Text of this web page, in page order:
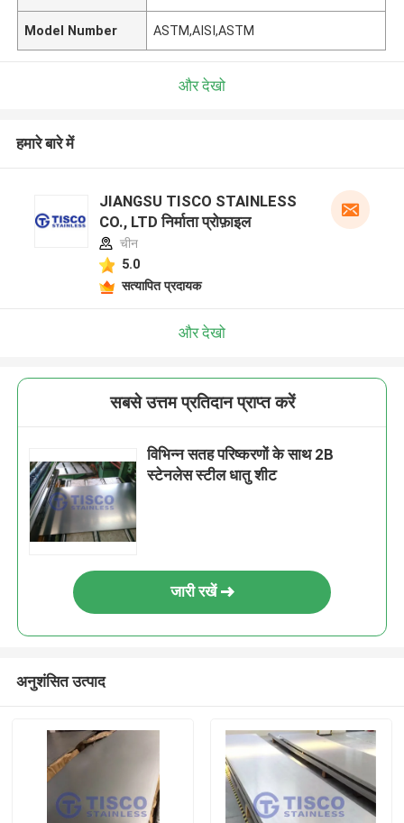
Model Number ASTM,AISI,ASTM
और देखो
हमारे बारे में
JIANGSU TISCO STAINLESS
CO., LTD निर्माता प्रोफ़ाइल
चीन
5.0
सत्यापित प्रदायक
और देखो
सबसे उत्तम प्रतिदान प्राप्त करें
विभिन्न सतह परिष्करणों के साथ 2B
स्टेनलेस स्टील धातु शीट
जारी रखें
अनुशंसित उत्पाद